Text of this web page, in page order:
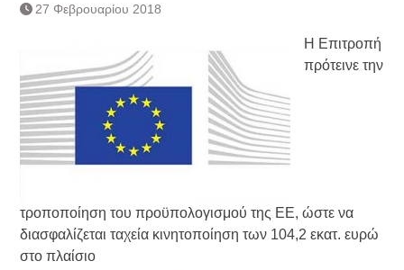
27 Φεβρουαρίου 2018
Η Επιτροπή
πρότεινε την
τροποποίηση του προϋπολογισμού της ΕΕ, ώστε να
διασφαλίζεται ταχεία κινητοποίηση των 104,2 εκατ. ευρώ
στο πλαίσιο